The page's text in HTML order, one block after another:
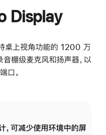
Display
桌上视角功能的 1200 万
棚级麦克风和扬声器，以
口。
，可减少使用环境中的屏